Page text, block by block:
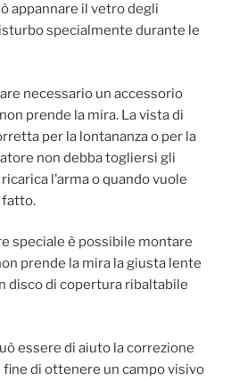
appannare il vetro degli
specialmente durante le
necessario un accessorio
prende la mira. La vista di
per la lontananza o per la
non debba togliersi gli
l’arma o quando vuole
fatto.
speciale è possibile montare
prende la mira la giusta lente
disco di copertura ribaltabile
essere di aiuto la correzione
di ottenere un campo visivo